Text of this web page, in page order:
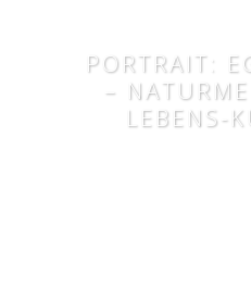
PORTRAIT:
–
LEBENS-